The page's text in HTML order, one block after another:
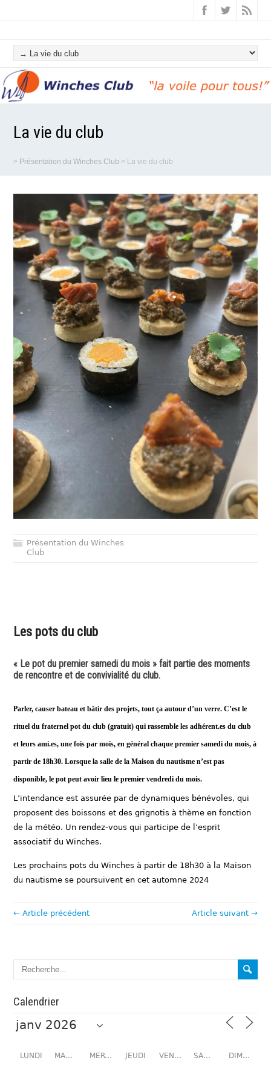
La vie du club
> Présentation du Winches Club > La vie du club
Présentation du Winches
Club
Les pots du club
« Le pot du premier samedi du mois » fait partie des moments
de rencontre et de convivialité du club.
Parler, causer bateau et bâtir des projets, tout ça autour d’un verre. C’est le
rituel du fraternel pot du club (gratuit) qui rassemble les adhérent.es du club
et leurs ami.es, une fois par mois, en général chaque premier samedi du mois, à
partir de 18h30. Lorsque la salle de la Maison du nautisme n’est pas
disponible, le pot peut avoir lieu le premier vendredi du mois.
L’intendance est assurée par de dynamiques bénévoles, qui
proposent des boissons et des grignotis à thème en fonction
de la météo. Un rendez-vous qui participe de l’esprit
associatif du Winches.
Les prochains pots du Winches à partir de 18h30 à la Maison
du nautisme se poursuivent en cet automne 2024
← Article précédent Article suivant →
Calendrier
LUNDI MARDI MERCREDI JEUDI VENDREDI SAMEDI DIMANCHE